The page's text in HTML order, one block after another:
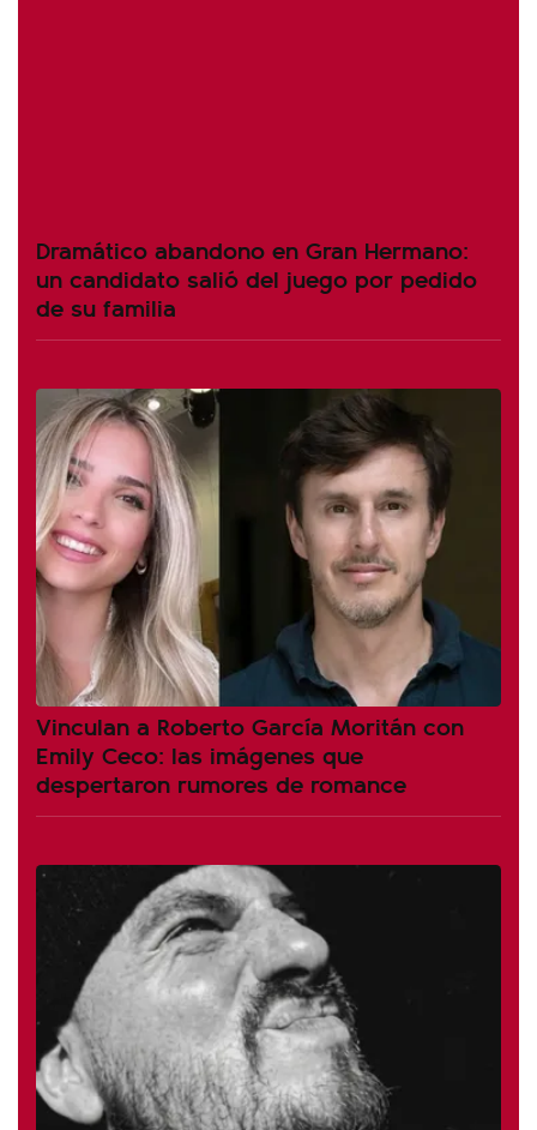
Dramático abandono en Gran Hermano:
un candidato salió del juego por pedido
de su familia
Vinculan a Roberto García Moritán con
Emily Ceco: las imágenes que
despertaron rumores de romance